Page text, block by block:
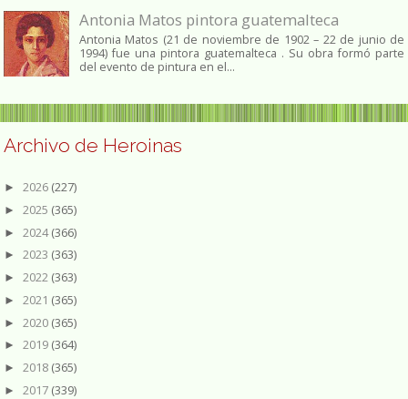
Antonia Matos pintora guatemalteca
Antonia Matos (21 de noviembre de 1902 – 22 de junio de
1994) fue una pintora guatemalteca . Su obra formó parte
del evento de pintura en el...
Archivo de Heroinas
► 2026 (227)
► 2025 (365)
► 2024(366)
► 2023 (363)
► 2022 (363)
► 2021 (365)
► 2020 (365)
► 2019 (364)
► 2018 (365)
► 2017 (339)